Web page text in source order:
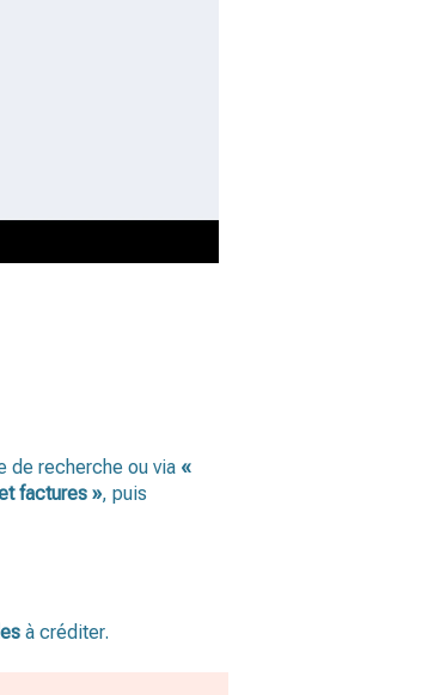
de recherche ou via «
factures », puis
à créditer.